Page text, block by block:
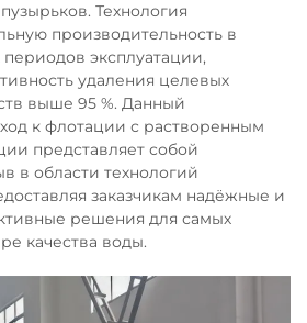
Технология
производительность в
эксплуатации,
удаления целевых
выше 95 %. Данный
к флотации с растворенным
представляет собой
в области технологий
заказчикам надёжные и
решения для самых
качества воды.